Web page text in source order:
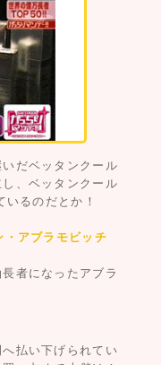
だベッタンクール
、ベッタンクール
るのだとか！
アブラモビッチ
者になったアブラ
払い下げられてい